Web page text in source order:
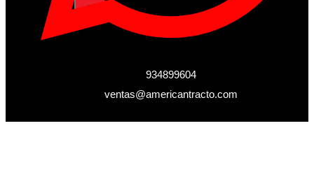
X
934899604
ventas@americantracto.com